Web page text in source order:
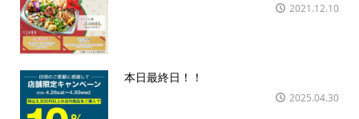
2021.12.10
本日最終日！！
2025.04.30